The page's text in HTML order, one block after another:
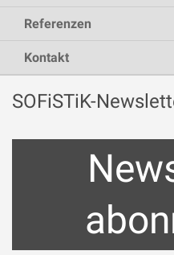
Referenzen
Kontakt
SOFiSTiK-